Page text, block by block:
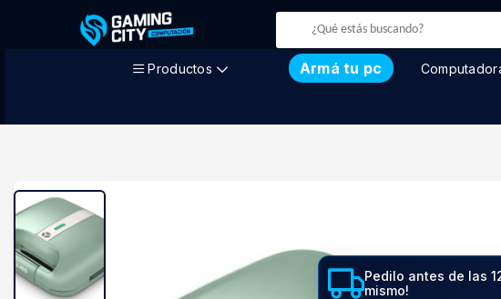
Productos Armá tu pc
Pedilo antes de las
mismo!